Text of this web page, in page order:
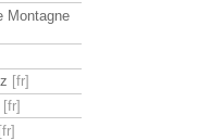
Montagne